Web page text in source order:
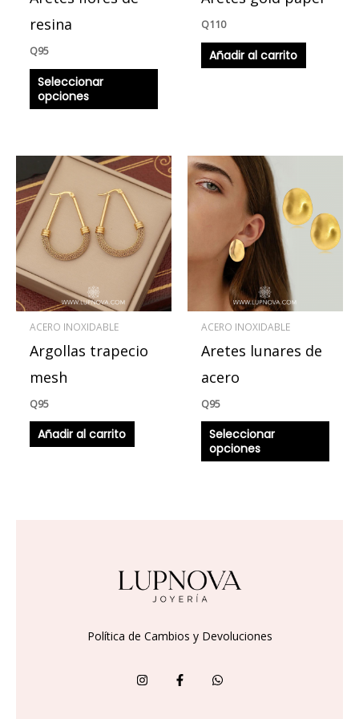
resina
Q95
Seleccionar
opciones
Q110
Añadir al carrito
ACERO INOXIDABLE
Argollas trapecio
mesh
Q95
Añadir al carrito
ACERO INOXIDABLE
Aretes lunares de
acero
Q95
Seleccionar
opciones
se
Política de Cambios y Devoluciones